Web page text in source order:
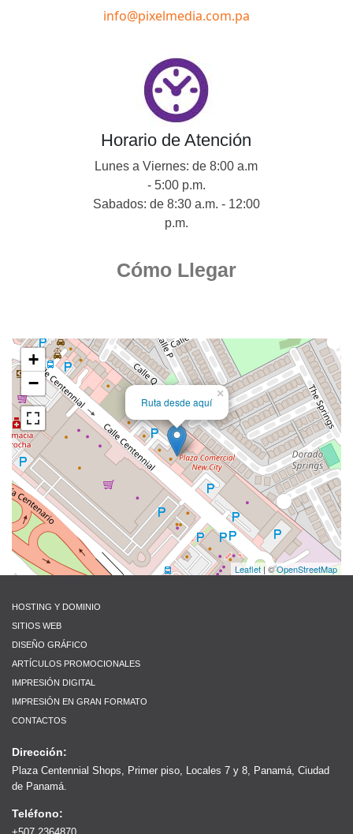
info@pixelmedia.com.pa
Horario de Atención
Lunes a Viernes: de 8:00 a.m
- 5:00 p.m.
Sabados: de 8:30 a.m. - 12:00
p.m.
Cómo Llegar
Ruta desde aquí
×
+
−
Leaflet| ©OpenStreetMap
HOSTING Y DOMINIO
SITIOS WEB
DISEÑO GRÁFICO
ARTÍCULOS PROMOCIONALES
IMPRESIÓN DIGITAL
IMPRESIÓN EN GRAN FORMATO
CONTACTOS
Dirección:
Plaza Centennial Shops, Primer piso, Locales 7 y 8, Panamá, Ciudad
de Panamá.
Teléfono: